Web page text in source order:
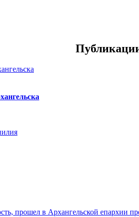
прошел в Архангельской епархии